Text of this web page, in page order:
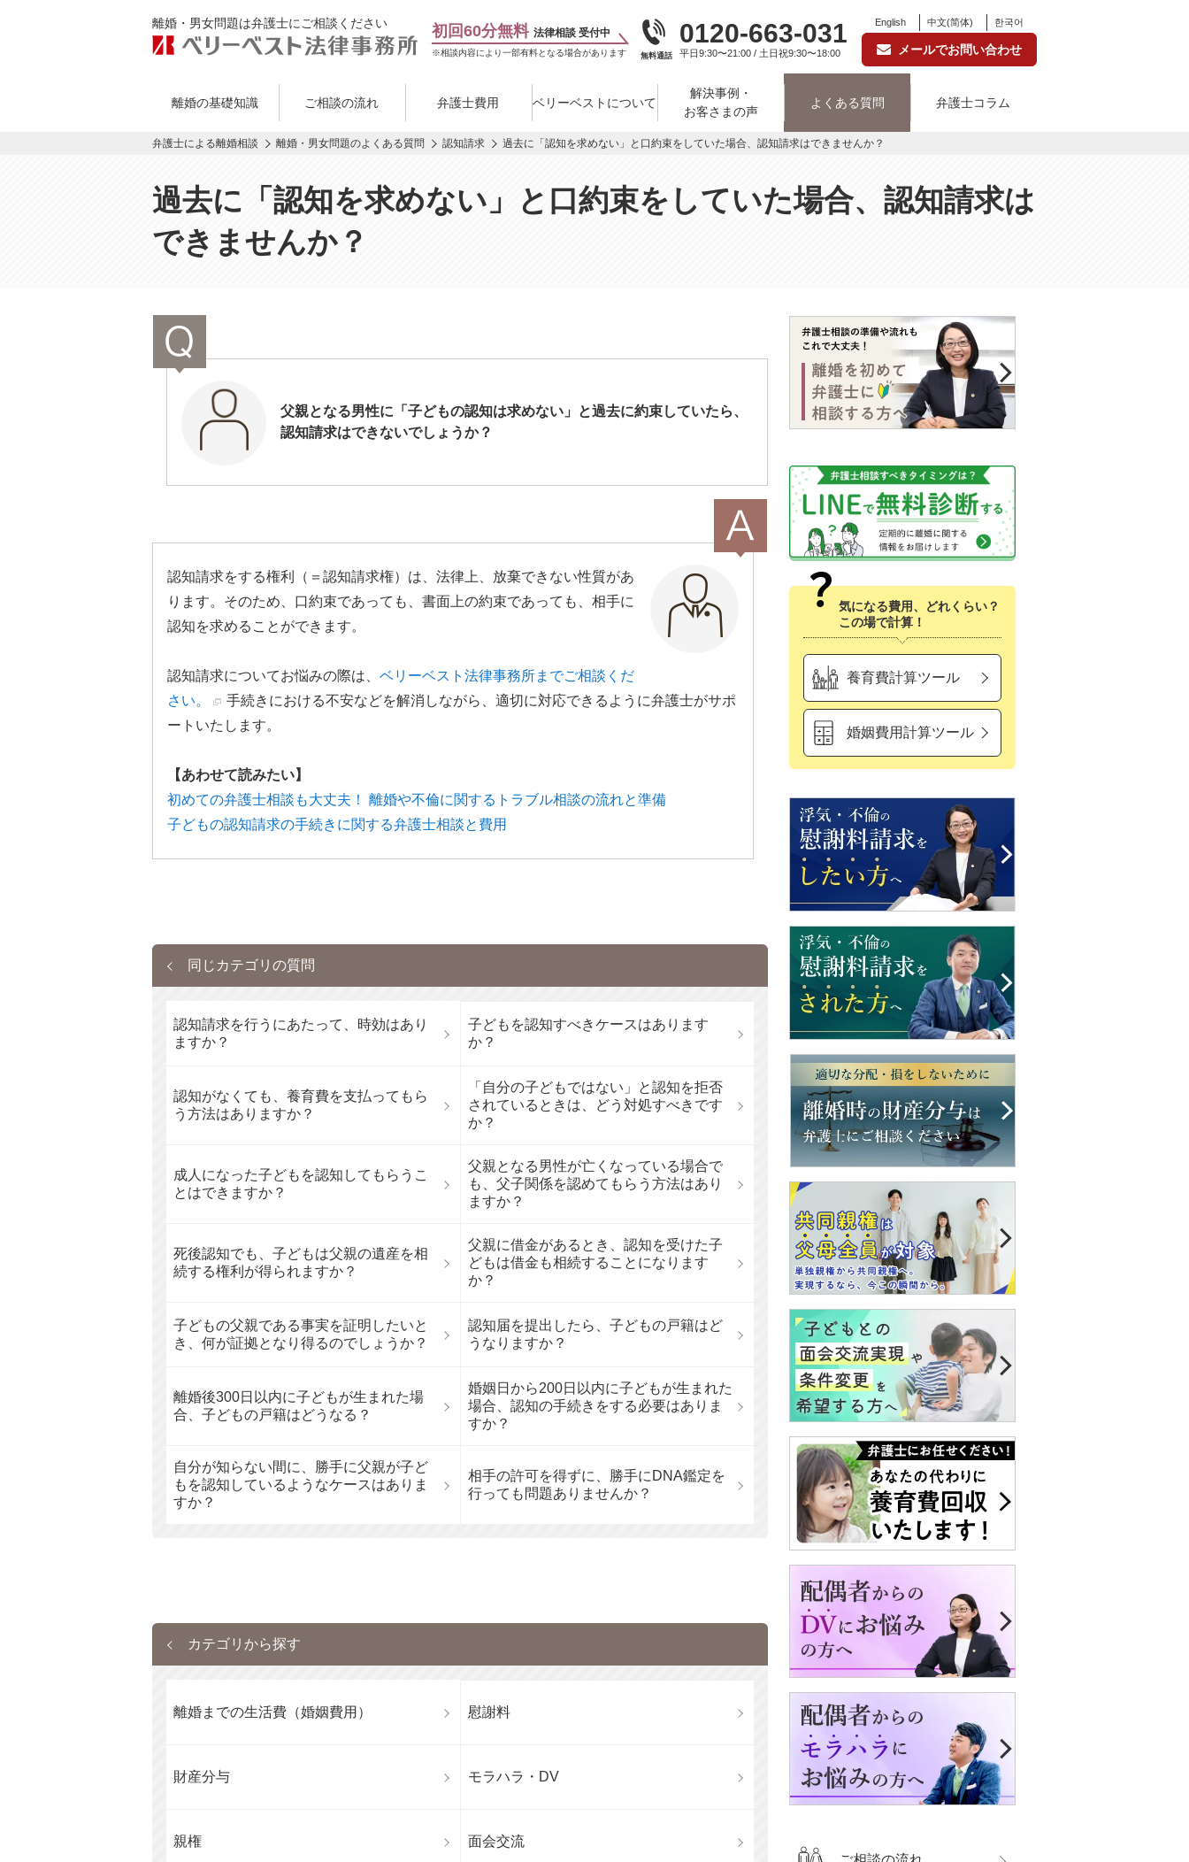
離婚・男女問題は弁護士にご相談ください 初回60分無料 法律相談 受付中
※相談内容により一部有料となる場合があります 無料通話
0120-663-031
平日9:30〜21:00 / 土日祝9:30〜18:00
English 中文(简体) 한국어
メールでお問い合わせ
離婚の基礎知識 ご相談の流れ 弁護士費用 ベリーベストについて
解決事例・
お客さまの声
よくある質問 弁護士コラム
弁護士による離婚相談 離婚・男女問題のよくある質問 認知請求 過去に「認知を求めない」と口約束をしていた場合、認知請求はできませんか？
過去に「認知を求めない」と口約束をしていた場合、認知請求は
できませんか？
父親となる男性に「子どもの認知は求めない」と過去に約束していたら、
認知請求はできないでしょうか？
認知請求をする権利（＝認知請求権）は、法律上、放棄できない性質があ
ります。そのため、口約束であっても、書面上の約束であっても、相手に
認知を求めることができます。
認知請求についてお悩みの際は、 ベリーベスト法律事務所までご相談くだ
さい。
手続きにおける不安などを解消しながら、適切に対応できるように弁護士がサポ
ートいたします。
【あわせて読みたい】
初めての弁護士相談も大丈夫！ 離婚や不倫に関するトラブル相談の流れと準備
子どもの認知請求の手続きに関する弁護士相談と費用
同じカテゴリの質問
認知請求を行うにあたって、時効はあり
ますか？
子どもを認知すべきケースはあります
か？
認知がなくても、養育費を支払ってもら
う方法はありますか？
「自分の子どもではない」と認知を拒否
されているときは、どう対処すべきです
か？
成人になった子どもを認知してもらうこ
とはできますか？
父親となる男性が亡くなっている場合で
も、父子関係を認めてもらう方法はあり
ますか？
死後認知でも、子どもは父親の遺産を相
続する権利が得られますか？
父親に借金があるとき、認知を受けた子
どもは借金も相続することになります
か？
子どもの父親である事実を証明したいと
き、何が証拠となり得るのでしょうか？
認知届を提出したら、子どもの戸籍はど
うなりますか？
離婚後300日以内に子どもが生まれた場
合、子どもの戸籍はどうなる？
婚姻日から200日以内に子どもが生まれた
場合、認知の手続きをする必要はありま
すか？
自分が知らない間に、勝手に父親が子ど
もを認知しているようなケースはありま
すか？
相手の許可を得ずに、勝手にDNA鑑定を
行っても問題ありませんか？
カテゴリから探す
離婚までの生活費（婚姻費用） 慰謝料
財産分与 モラハラ・DV
親権 面会交流
気になる費用、どれくらい？
この場で計算！
養育費計算ツール
婚姻費用計算ツール